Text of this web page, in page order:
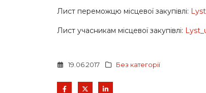
Лист переможцю місцевої закупівлі:
Лист учасникам місцевої закупівлі:
19.06.2017 Без категорії